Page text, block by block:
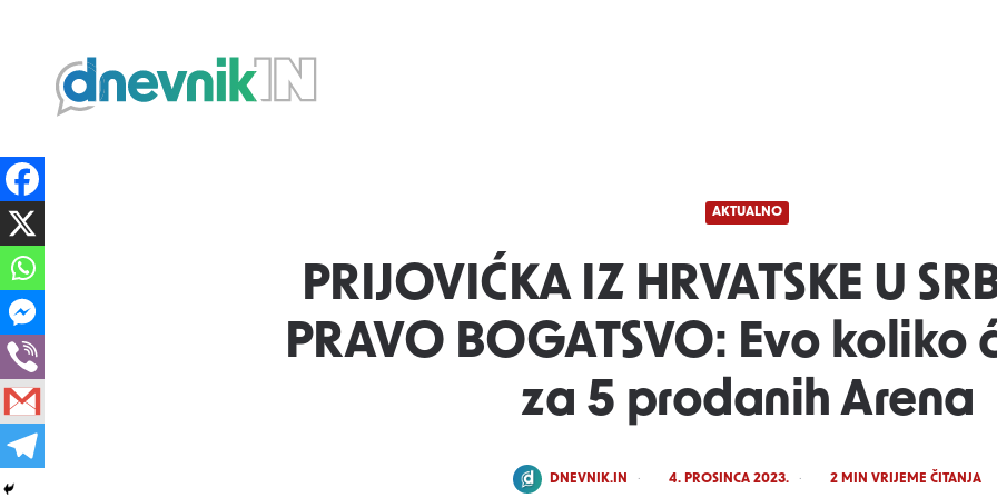
Dnevnik.in
AKTUALNO
PRIJOVIĆKA IZ HRVATSKE U
PRAVO BOGATSVO: Evo koliko
za 5 prodanih Arena
POSTED
DNEVNIK.IN 4. PROSINCA 2023. 2 MIN VRIJEME ČITANJA